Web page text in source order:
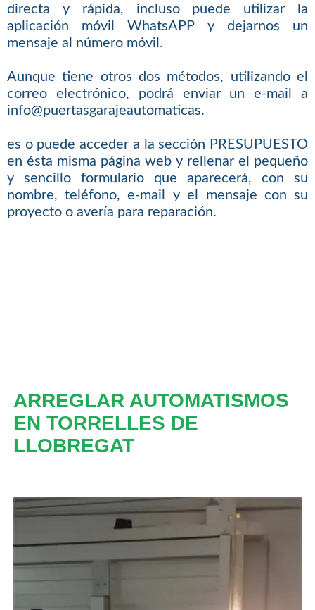
directa y rápida, incluso puede utilizar la
aplicación móvil WhatsAPP y dejarnos un
mensaje al número móvil.
Aunque tiene otros dos métodos, utilizando el
correo electrónico, podrá enviar un e-mail a
info@puertasgarajeautomaticas.
es o puede acceder a la sección PRESUPUESTO
en ésta misma página web y rellenar el pequeño
y sencillo formulario que aparecerá, con su
nombre, teléfono, e-mail y el mensaje con su
proyecto o avería para reparación.
ARREGLAR AUTOMATISMOS
EN TORRELLES DE
LLOBREGAT